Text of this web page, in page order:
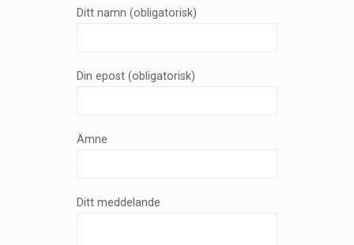
Ditt namn (obligatorisk)
Din epost (obligatorisk)
Ämne
Ditt meddelande